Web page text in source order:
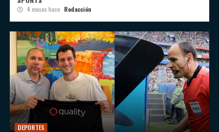
4 meses hace Redacción
DEPORTES